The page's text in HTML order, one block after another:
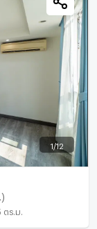
1 /12
ตร.ม.